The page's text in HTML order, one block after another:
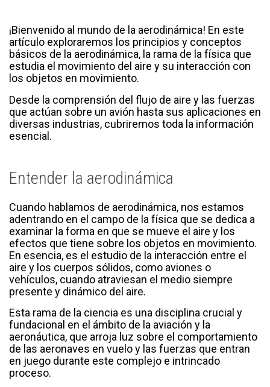
¡Bienvenido al mundo de la aerodinámica! En este
artículo exploraremos los principios y conceptos
básicos de la aerodinámica, la rama de la física que
estudia el movimiento del aire y su interacción con
los objetos en movimiento.
Desde la comprensión del flujo de aire y las fuerzas
que actúan sobre un avión hasta sus aplicaciones en
diversas industrias, cubriremos toda la información
esencial.
Entender la aerodinámica
Cuando hablamos de aerodinámica, nos estamos
adentrando en el campo de la física que se dedica a
examinar la forma en que se mueve el aire y los
efectos que tiene sobre los objetos en movimiento.
En esencia, es el estudio de la interacción entre el
aire y los cuerpos sólidos, como aviones o
vehículos, cuando atraviesan el medio siempre
presente y dinámico del aire.
Esta rama de la ciencia es una disciplina crucial y
fundacional en el ámbito de la aviación y la
aeronáutica, que arroja luz sobre el comportamiento
de las aeronaves en vuelo y las fuerzas que entran
en juego durante este complejo e intrincado
proceso.